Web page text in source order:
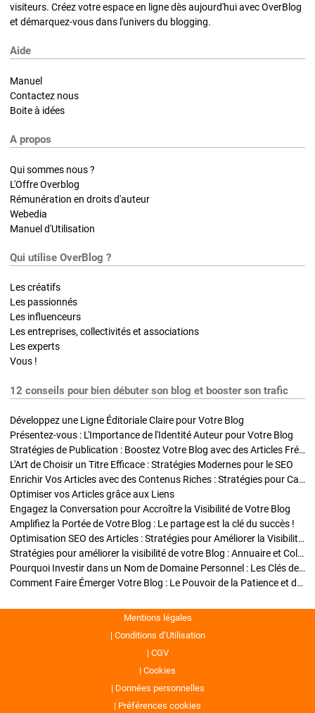
visiteurs. Créez votre espace en ligne dès aujourd'hui avec OverBlog
et démarquez-vous dans l'univers du blogging.
Aide
Manuel
Contactez nous
Boite à idées
A propos
Qui sommes nous ?
L'Offre Overblog
Rémunération en droits d'auteur
Webedia
Manuel d'Utilisation
Qui utilise OverBlog ?
Les créatifs
Les passionnés
Les influenceurs
Les entreprises, collectivités et associations
Les experts
Vous !
12 conseils pour bien débuter son blog et booster son trafic
Développez une Ligne Éditoriale Claire pour Votre Blog
Présentez-vous : L'Importance de l'Identité Auteur pour Votre Blog
Stratégies de Publication : Boostez Votre Blog avec des Articles Fréquents et Exclusifs
L'Art de Choisir un Titre Efficace : Stratégies Modernes pour le SEO
Enrichir Vos Articles avec des Contenus Riches : Stratégies pour Captiver et Optimiser
Optimiser vos Articles grâce aux Liens
Engagez la Conversation pour Accroître la Visibilité de Votre Blog
Amplifiez la Portée de Votre Blog : Le partage est la clé du succès !
Optimisation SEO des Articles : Stratégies pour Améliorer la Visibilité de Votre Blog
Stratégies pour améliorer la visibilité de votre Blog : Annuaire et Collaborations
Pourquoi Investir dans un Nom de Domaine Personnel : Les Clés de la Réussite de Votre Blog
Comment Faire Émerger Votre Blog : Le Pouvoir de la Patience et de la Persévérance
Mentions légales
Conditions d’Utilisation
CGV
Cookies
Données personnelles
Préférences cookies